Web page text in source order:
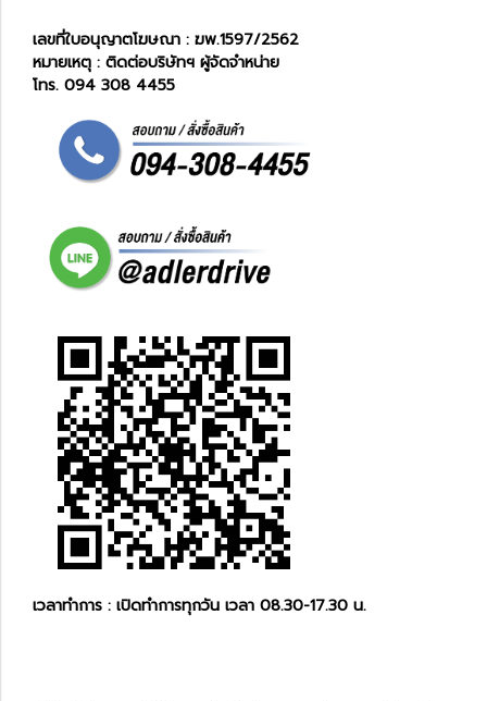
เลขที่ใบอนุญาตโฆษณา : ฆพ.1597/2562
หมายเหตุ : ติดต่อบริษัทฯ ผู้จัดจำหน่าย
โทร. 094 308 4455
เวลาทำการ : เปิดทำการทุกวัน เวลา 08.30-17.30 น.